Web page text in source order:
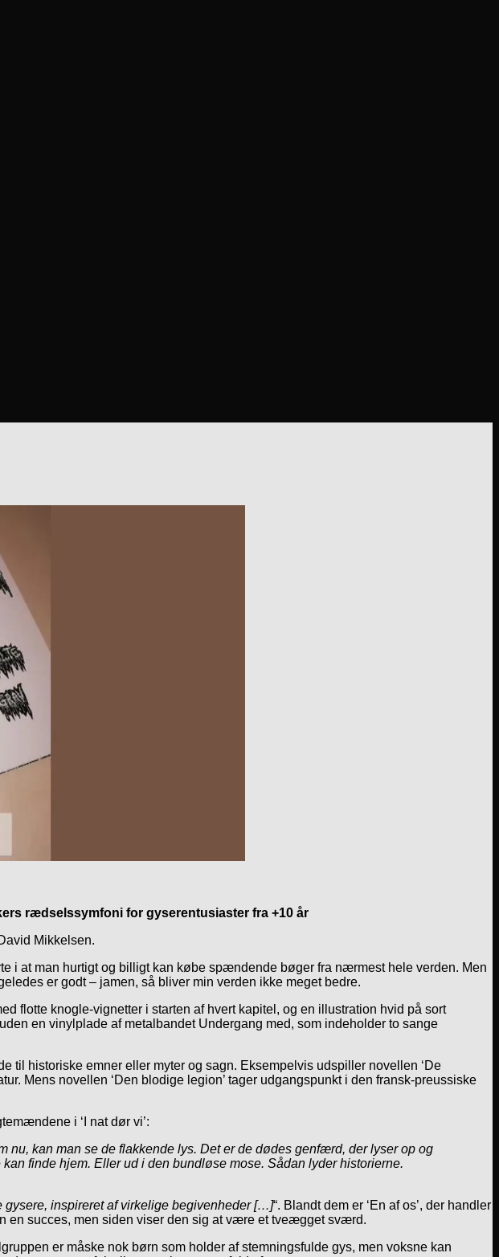
rædselssymfoni for gyserentusiaster fra +10 år
Mikkelsen.
i at man hurtigt og billigt kan købe spændende bøger fra nærmest hele verden. Men
er godt – jamen, så bliver min verden ikke meget bedre.
flotte knogle-vignetter i starten af hvert kapitel, og en illustration hvid på sort
en vinylplade af metalbandet Undergang med, som indeholder to sange
til historiske emner eller myter og sagn. Eksempelvis udspiller novellen ‘De
Mens novellen ‘Den blodige legion’ tager udgangspunkt i den fransk-preussiske
i ‘I nat dør vi’:
kan man se de flakkende lys. Det er de dødes genfærd, der lyser op og
finde hjem. Eller ud i den bundløse mose. Sådan lyder historierne.
inspireret af virkelige begivenheder […]“. Blandt dem er ‘En af os’, der handler
en succes, men siden viser den sig at være et tveægget sværd.
er måske nok børn som holder af stemningsfulde gys, men voksne kan